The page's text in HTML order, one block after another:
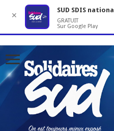
✕
SUD SDIS national
GRATUIT
Sur Google Play